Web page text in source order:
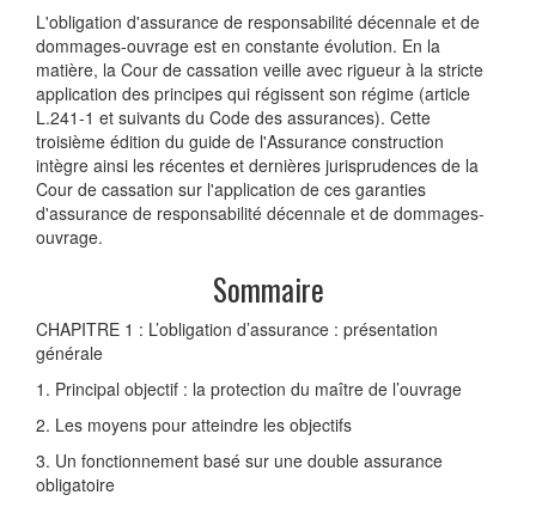
L'obligation d'assurance de responsabilité décennale et de
dommages-ouvrage est en constante évolution. En la
matière, la Cour de cassation veille avec rigueur à la stricte
application des principes qui régissent son régime (article
L.241-1 et suivants du Code des assurances). Cette
troisième édition du guide de l'Assurance construction
intègre ainsi les récentes et dernières jurisprudences de la
Cour de cassation sur l'application de ces garanties
d'assurance de responsabilité décennale et de dommages-
ouvrage.
Sommaire
CHAPITRE 1 : L’obligation d’assurance : présentation
générale
1. Principal objectif : la protection du maître de l’ouvrage
2. Les moyens pour atteindre les objectifs
3. Un fonctionnement basé sur une double assurance
obligatoire